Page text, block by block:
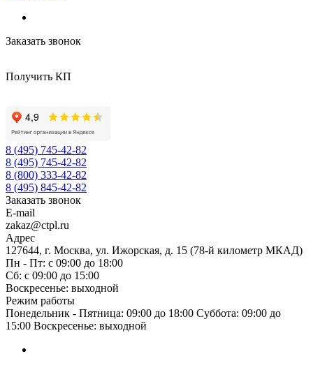
Заказать звонок
Получить КП
8 (495) 745-42-82
8 (495) 745-42-82
8 (800) 333-42-82
8 (495) 845-42-82
Заказать звонок
E-mail
zakaz@ctpl.ru
Адрес
127644, г. Москва, ул. Ижорская, д. 15 (78-й километр МКАД)
Пн - Пт: с 09:00 до 18:00
Сб: с 09:00 до 15:00
Воскресенье: выходной
Режим работы
Понедельник - Пятница: 09:00 до 18:00 Суббота: 09:00 до
15:00 Воскресенье: выходной